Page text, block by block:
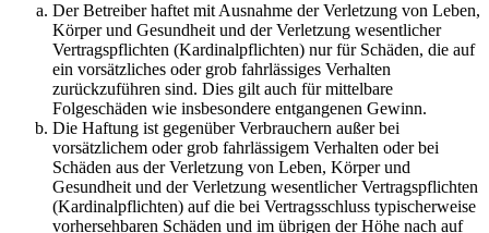
Der Betreiber haftet mit Ausnahme der Verletzung von Leben,
Körper und Gesundheit und der Verletzung wesentlicher
Vertragspflichten (Kardinalpflichten) nur für Schäden, die auf
ein vorsätzliches oder grob fahrlässiges Verhalten
zurückzuführen sind. Dies gilt auch für mittelbare
Folgeschäden wie insbesondere entgangenen Gewinn.
Die Haftung ist gegenüber Verbrauchern außer bei
vorsätzlichem oder grob fahrlässigem Verhalten oder bei
Schäden aus der Verletzung von Leben, Körper und
Gesundheit und der Verletzung wesentlicher Vertragspflichten
(Kardinalpflichten) auf die bei Vertragsschluss typischerweise
vorhersehbaren Schäden und im übrigen der Höhe nach auf